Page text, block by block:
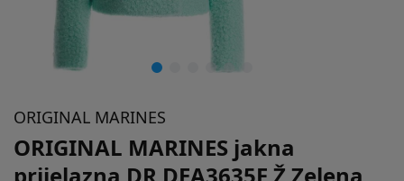
ORIGINAL MARINES
ORIGINAL MARINES jakna